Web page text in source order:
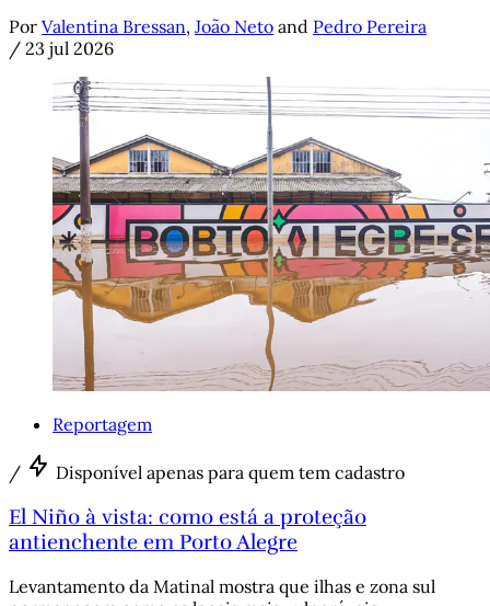
Por Valentina Bressan, João Neto and Pedro Pereira
/ 23 jul 2026
Reportagem
/ Disponível apenas para quem tem cadastro
El Niño à vista: como está a proteção
antienchente em Porto Alegre
Levantamento da Matinal mostra que ilhas e zona sul